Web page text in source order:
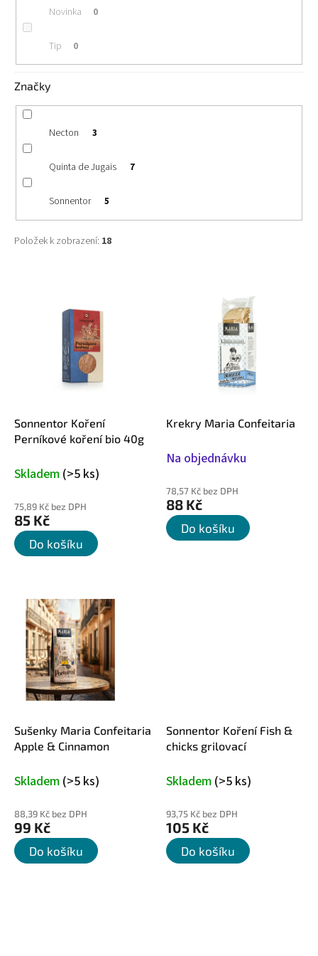
Novinka 0
Tip 0
Značky
Necton 3
Quinta de Jugais 7
Sonnentor 5
Položek k zobrazení: 18
u
k
t
Sonnentor Koření
Perníkové koření bio 40g
Skladem (>5 ks)
75,89 Kč bez DPH
85 Kč
Do košíku
Krekry Maria Confeitaria
Na objednávku
78,57 Kč bez DPH
88 Kč
Do košíku
Sušenky Maria Confeitaria
Apple & Cinnamon
Skladem (>5 ks)
88,39 Kč bez DPH
99 Kč
Do košíku
Sonnentor Koření Fish &
chicks grilovací
Skladem (>5 ks)
93,75 Kč bez DPH
105 Kč
Do košíku